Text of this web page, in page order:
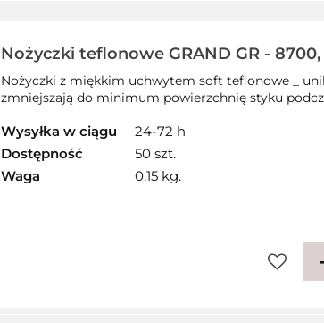
Nożyczki teflonowe GRAND GR - 8700,
130-1857
Nożyczki z miękkim uchwytem soft teflonowe _
zmniejszają do minimum powierzchnię styku
Wysyłka w ciągu
24-72 h
Dostępność
50 szt.
Waga
0.15 kg.